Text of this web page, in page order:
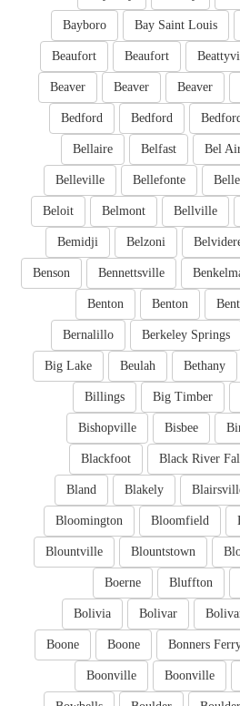
Bay Saint Louis
Bayboro
Beaufort
Beaufort
Beaver
Beaver
Beaver
Bedford
Bedford
Bel
Belfast
Bellaire
Bellefonte
Belleville
Bellville
Belmont
Beloit
Belzoni
Bemidji
Bennettsville
Benson
Benton
Benton
Berkeley Springs
Bernalillo
Bethany
Beulah
Big Lake
Big Timber
Billings
Bisbee
Bishopville
Black River
Blackfoot
Blakely
Bland
Bloomfield
Bloomington
Blountstown
Blountville
Bluffton
Boerne
Bolivar
Bolivia
Bonners
Boone
Boone
Boonville
Boonville